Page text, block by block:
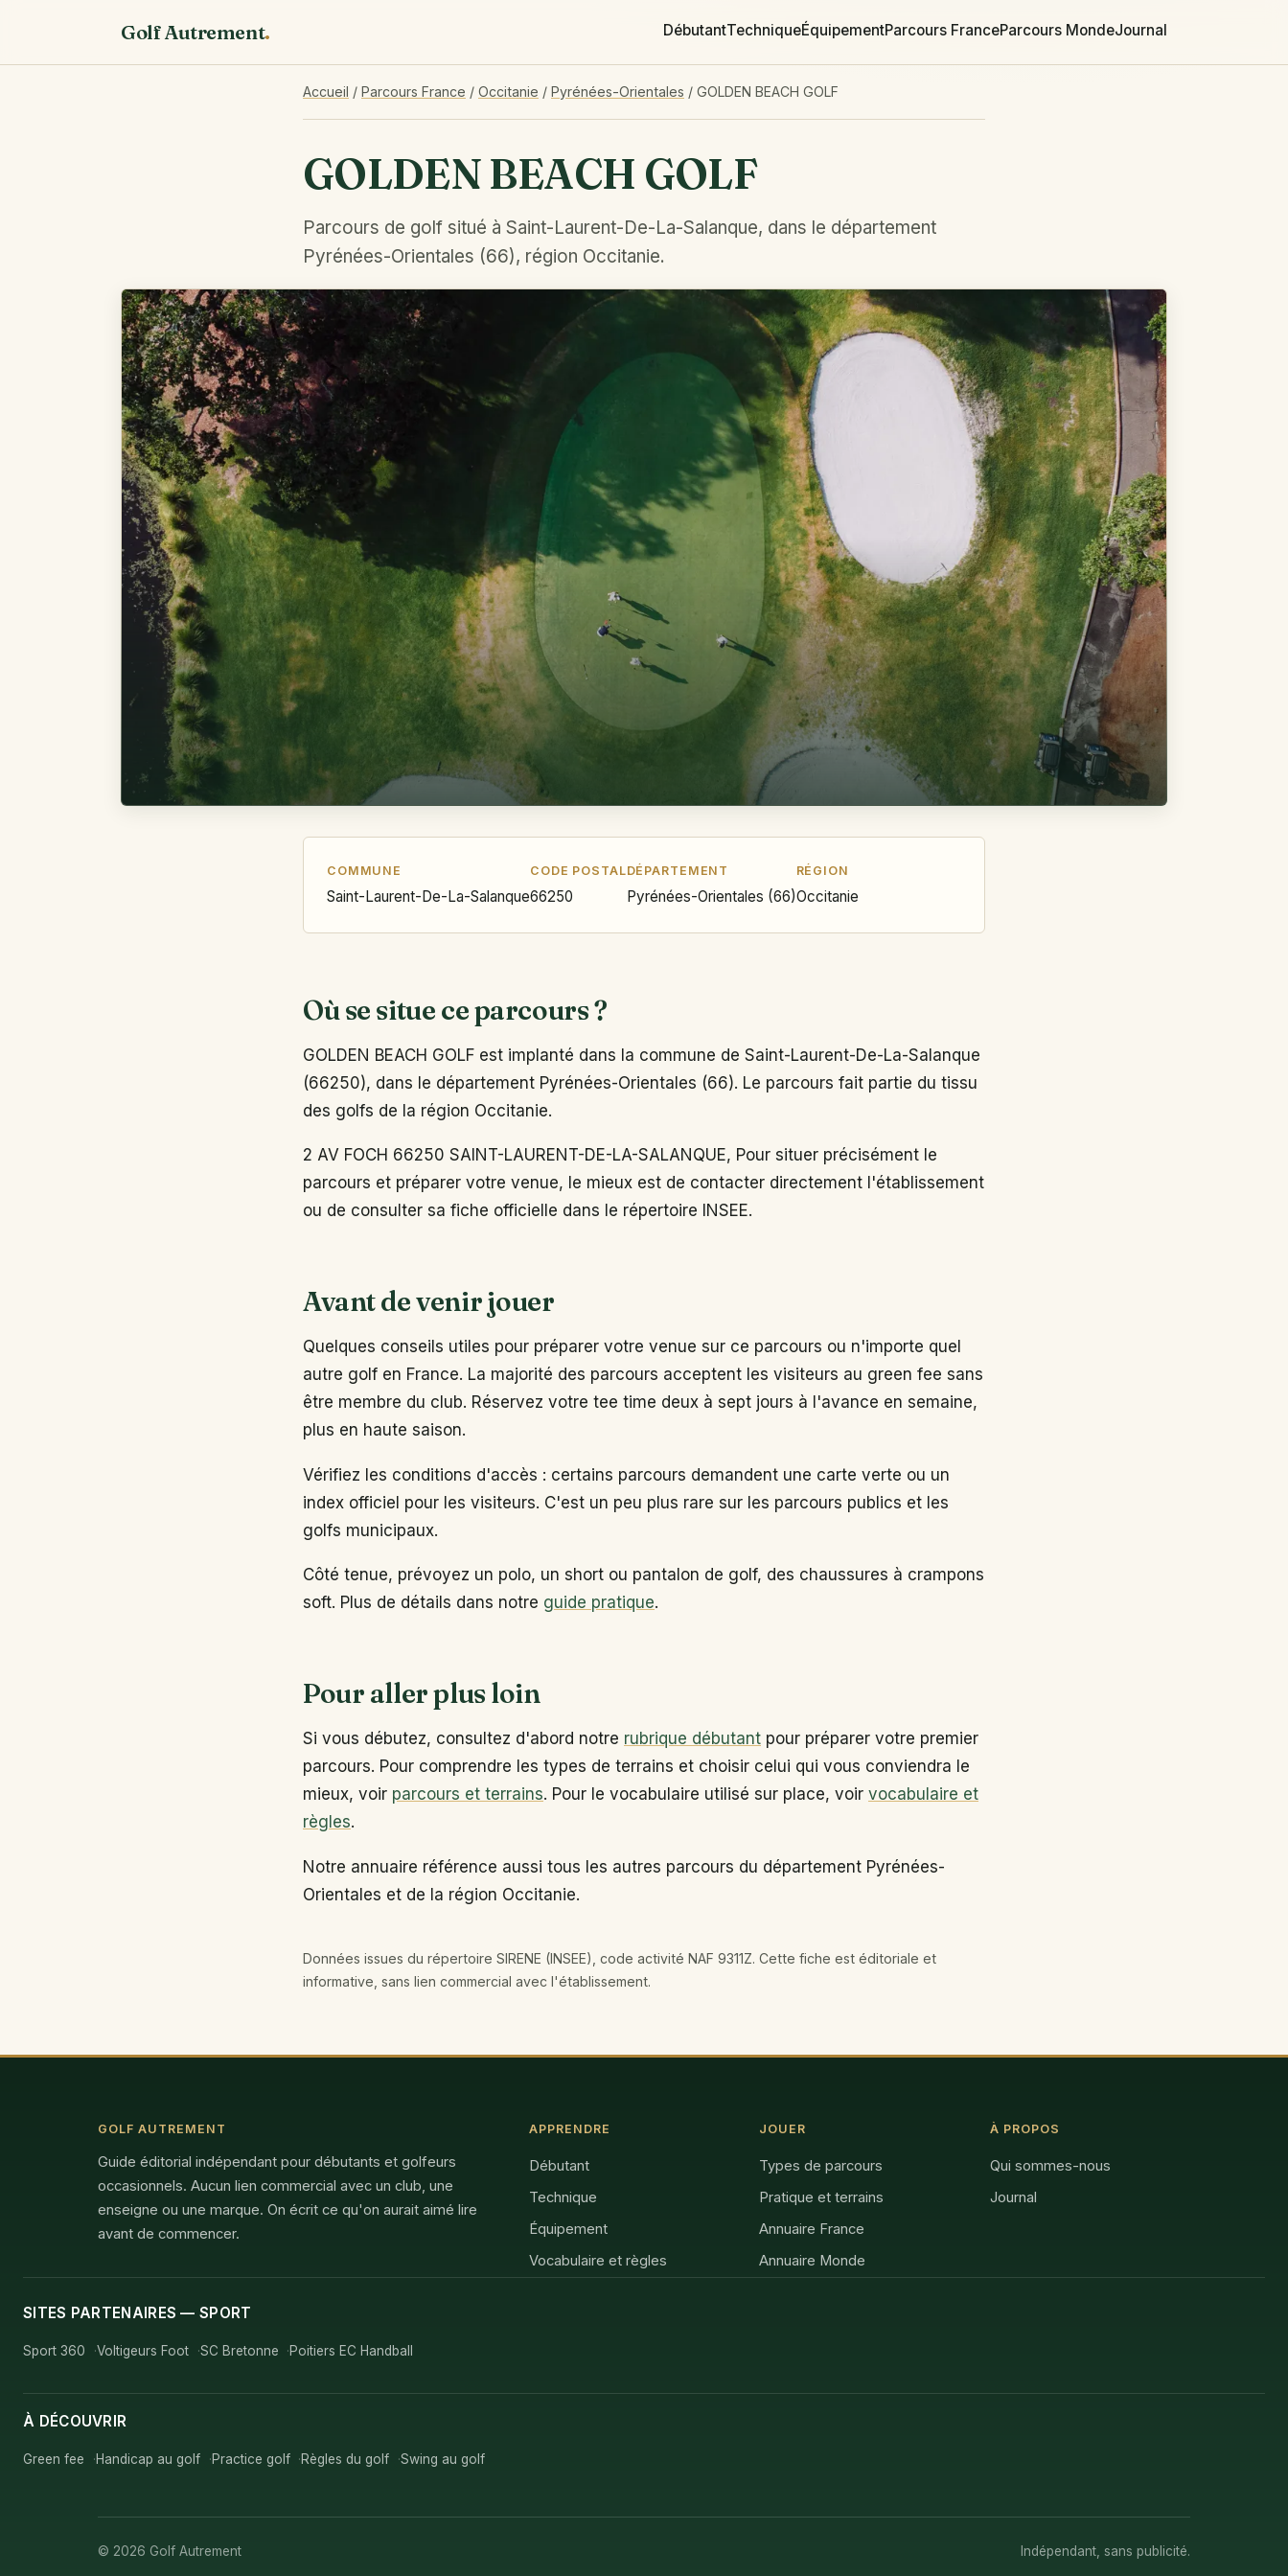
Golf Autrement. DébutantTechniqueÉquipementParcours FranceParcours MondeJournal
Accueil / Parcours France / Occitanie / Pyrénées-Orientales / GOLDEN BEACH GOLF
GOLDEN BEACH GOLF
Parcours de golf situé à Saint-Laurent-De-La-Salanque, dans le département
Pyrénées-Orientales (66), région Occitanie.
COMMUNE
Saint-Laurent-De-La-Salanque
CODE POSTAL
66250
DÉPARTEMENT
Pyrénées-Orientales (66)
RÉGION
Occitanie
Où se situe ce parcours ?
GOLDEN BEACH GOLF est implanté dans la commune de Saint-Laurent-De-La-Salanque
(66250), dans le département Pyrénées-Orientales (66). Le parcours fait partie du tissu
des golfs de la région Occitanie.
2 AV FOCH 66250 SAINT-LAURENT-DE-LA-SALANQUE, Pour situer précisément le
parcours et préparer votre venue, le mieux est de contacter directement l'établissement
ou de consulter sa fiche officielle dans le répertoire INSEE.
Avant de venir jouer
Quelques conseils utiles pour préparer votre venue sur ce parcours ou n'importe quel
autre golf en France. La majorité des parcours acceptent les visiteurs au green fee sans
être membre du club. Réservez votre tee time deux à sept jours à l'avance en semaine,
plus en haute saison.
Vérifiez les conditions d'accès : certains parcours demandent une carte verte ou un
index officiel pour les visiteurs. C'est un peu plus rare sur les parcours publics et les
golfs municipaux.
Côté tenue, prévoyez un polo, un short ou pantalon de golf, des chaussures à crampons
soft. Plus de détails dans notre guide pratique.
Pour aller plus loin
Si vous débutez, consultez d'abord notre rubrique débutant pour préparer votre premier
parcours. Pour comprendre les types de terrains et choisir celui qui vous conviendra le
mieux, voir parcours et terrains. Pour le vocabulaire utilisé sur place, voir vocabulaire et
règles.
Notre annuaire référence aussi tous les autres parcours du département Pyrénées-
Orientales et de la région Occitanie.
Données issues du répertoire SIRENE (INSEE), code activité NAF 9311Z. Cette fiche est éditoriale et
informative, sans lien commercial avec l'établissement.
GOLF AUTREMENT
Guide éditorial indépendant pour débutants et golfeurs
occasionnels. Aucun lien commercial avec un club, une
enseigne ou une marque. On écrit ce qu'on aurait aimé lire
avant de commencer.
APPRENDRE
Débutant
Technique
Équipement
Vocabulaire et règles
JOUER
Types de parcours
Pratique et terrains
Annuaire France
Annuaire Monde
À PROPOS
Qui sommes-nous
Journal
SITES PARTENAIRES — SPORT
Sport 360 Voltigeurs Foot SC Bretonne Poitiers EC Handball
À DÉCOUVRIR
Green fee Handicap au golf Practice golf Règles du golf Swing au golf
© 2026 Golf Autrement Indépendant, sans publicité.